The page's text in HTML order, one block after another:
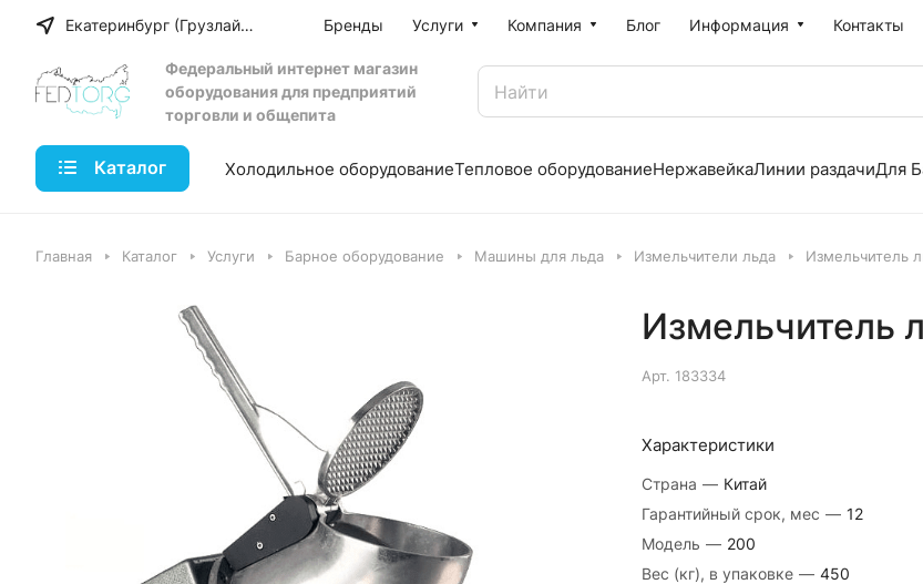
Екатеринбург (Грузлайн) Бренды Услуги Компания Блог Информация Контакты
Федеральный интернет магазин
оборудования для предприятий
торговли и общепита
Каталог Холодильное оборудованиеТепловое оборудованиеНержавейкаЛинии раздачиДля
Главная Каталог Услуги Барное оборудование Машины для льда Измельчители льда Измельчитель
Измельчитель
Арт. 183334
Характеристики
Страна — Китай
Гарантийный срок, мес — 12
Модель — 200
Вес (кг), в упаковке — 450